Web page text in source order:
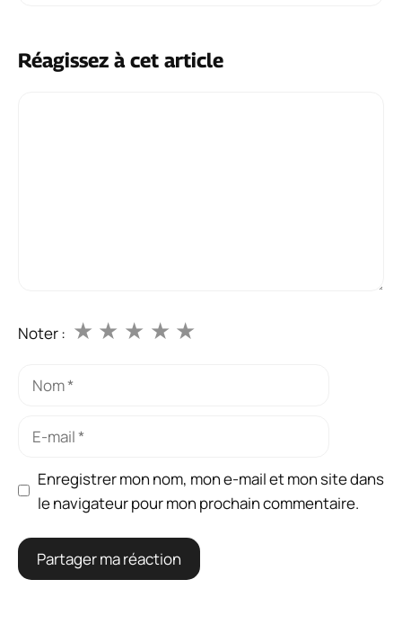
Réagissez à cet article
Noter : ★
★
★
★
★
Enregistrer mon nom, mon e-mail et mon site dans
le navigateur pour mon prochain commentaire.